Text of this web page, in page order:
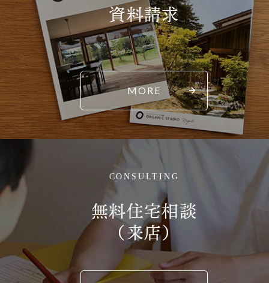
資料請求
MORE
CONSULTING
無料住宅相談
（来店）